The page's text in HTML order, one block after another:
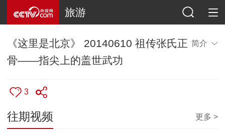
旅游
《这里是北京》 20140610 祖传张氏正
骨——指尖上的盖世武功
简介
3
往期视频 更多 >